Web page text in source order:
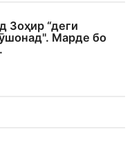
Зоҳир “деги
Марде бо